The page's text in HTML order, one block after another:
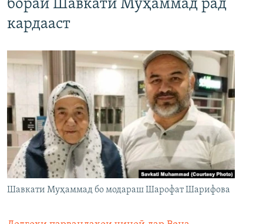
бораи Шавкати Муҳаммад рад
кардааст
Шавкати Муҳаммад бо модараш Шарофат Шарифова